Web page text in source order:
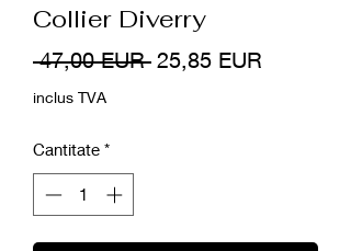
Collier Diverry
47,00 EUR Preț
25,85 EUR
inclus TVA
Cantitate *